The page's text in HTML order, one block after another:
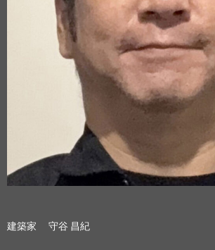
建築家 守谷 昌紀